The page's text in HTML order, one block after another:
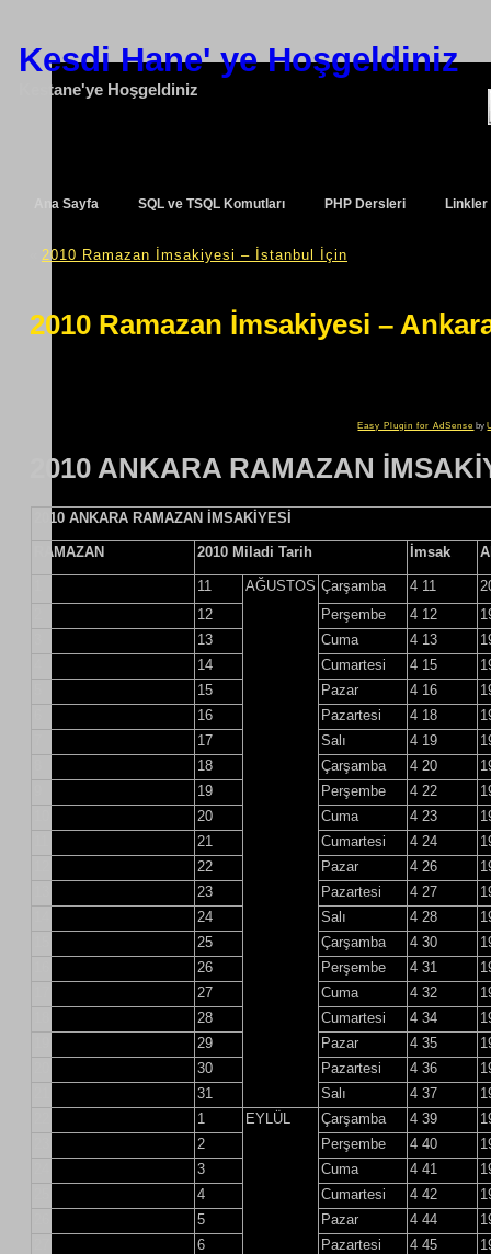
Kesdi Hane' ye Hoşgeldiniz
Kestane'ye Hoşgeldiniz
Ana Sayfa SQL ve TSQL Komutları PHP Dersleri Linkler
2010 Ramazan İmsakiyesi – İstanbul İçin
2010 Ramazan İmsakiyesi –
Easy Plugin for AdSense by
2010 ANKARA RAMAZAN
2010 ANKARA RAMAZAN İMSAKİYESİ
RAMAZAN 2010 Miladi Tarih İmsak
11 AĞUSTOS Çarşamba 4 11
12 Perşembe 4 12
13 Cuma 4 13
14 Cumartesi 4 15
15 Pazar 4 16
16 Pazartesi 4 18
17 Salı 4 19
18 Çarşamba 4 20
19 Perşembe 4 22
20 Cuma 4 23
21 Cumartesi 4 24
22 Pazar 4 26
23 Pazartesi 4 27
24 Salı 4 28
25 Çarşamba 4 30
26 Perşembe 4 31
27 Cuma 4 32
28 Cumartesi 4 34
29 Pazar 4 35
30 Pazartesi 4 36
31 Salı 4 37
1 EYLÜL Çarşamba 4 39
2 Perşembe 4 40
3 Cuma 4 41
4 Cumartesi 4 42
5 Pazar 4 44
6 Pazartesi 4 45